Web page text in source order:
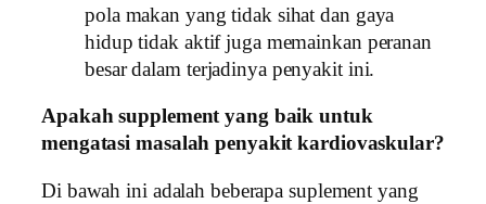
pola makan yang tidak sihat dan gaya
hidup tidak aktif juga memainkan peranan
besar dalam terjadinya penyakit ini.
Apakah supplement yang baik untuk
mengatasi masalah penyakit kardiovaskular?
Di bawah ini adalah beberapa suplement yang